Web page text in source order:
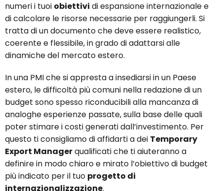
numeri i tuoi obiettivi di espansione internazionale e
di calcolare le risorse necessarie per raggiungerli. Si
tratta di un documento che deve essere realistico,
coerente e flessibile, in grado di adattarsi alle
dinamiche del mercato estero.
In una PMI che si appresta a insediarsi in un Paese
estero, le difficoltà più comuni nella redazione di un
budget sono spesso riconducibili alla mancanza di
analoghe esperienze passate, sulla base delle quali
poter stimare i costi generati dall’investimento. Per
questo ti consigliamo di affidarti a dei Temporary
Export Managerqualificati che ti aiuteranno a
definire in modo chiaro e mirato l’obiettivo di budget
più indicato per il tuo progetto di
internazionalizzazione.